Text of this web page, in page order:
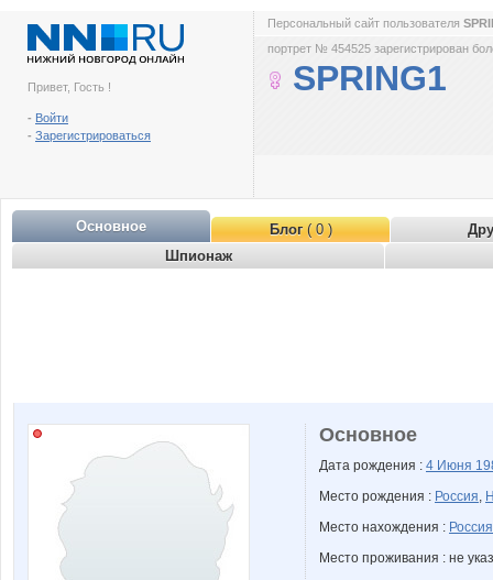
Привет, Гость !
- Войти
- Зарегистрироваться
Персональный сайт пользователя
портрет № 454525 зарегистрирован
SPRING1
Основное Блог( 0 )
Шпионаж
Основное
Дата рождения : 4 Июня
Место рождения : Россия,
Место нахождения : Россия
Место проживания : не